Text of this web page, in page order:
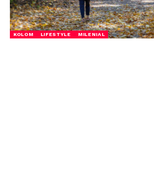
KOLOM LIFESTYLE MILENIAL